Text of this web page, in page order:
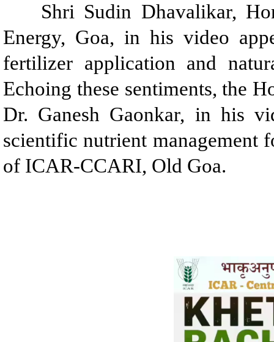
Shri Sudin Dhavalikar,
Energy, Goa, in his video
fertilizer application and
Echoing these sentiments, the
Dr. Ganesh Gaonkar, in his
scientific nutrient management
of ICAR-CCARI, Old Goa.